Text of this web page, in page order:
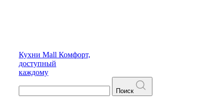
Кухни Mall Комфорт,
доступный
каждому
Поиск